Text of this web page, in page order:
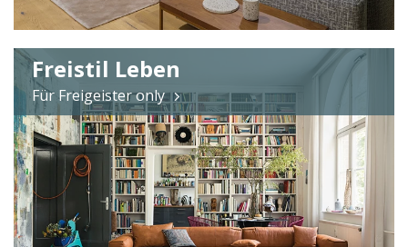
Freistil Leben
Für Freigeister only